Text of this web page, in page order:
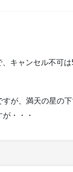
キャンセル不可
が、満天の星の
・・・